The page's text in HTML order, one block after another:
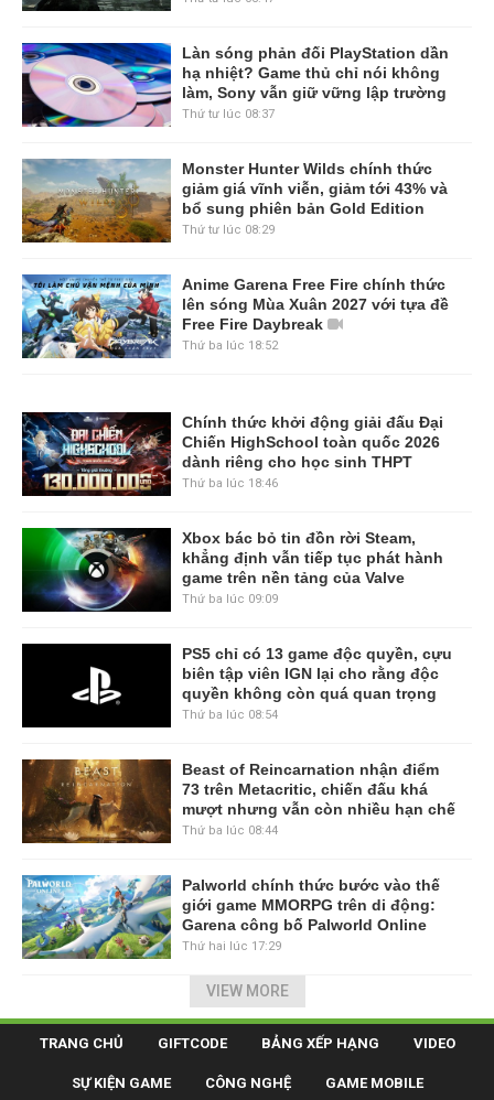
Làn sóng phản đối PlayStation dần
hạ nhiệt? Game thủ chỉ nói không
làm, Sony vẫn giữ vững lập trường
Thứ tư lúc 08:37
Monster Hunter Wilds chính thức
giảm giá vĩnh viễn, giảm tới 43% và
bổ sung phiên bản Gold Edition
Thứ tư lúc 08:29
Anime Garena Free Fire chính thức
lên sóng Mùa Xuân 2027 với tựa đề
Free Fire Daybreak
Thứ ba lúc 18:52
Chính thức khởi động giải đấu Đại
Chiến HighSchool toàn quốc 2026
dành riêng cho học sinh THPT
Thứ ba lúc 18:46
Xbox bác bỏ tin đồn rời Steam,
khẳng định vẫn tiếp tục phát hành
game trên nền tảng của Valve
Thứ ba lúc 09:09
PS5 chỉ có 13 game độc quyền, cựu
biên tập viên IGN lại cho rằng độc
quyền không còn quá quan trọng
Thứ ba lúc 08:54
Beast of Reincarnation nhận điểm
73 trên Metacritic, chiến đấu khá
mượt nhưng vẫn còn nhiều hạn chế
Thứ ba lúc 08:44
Palworld chính thức bước vào thế
giới game MMORPG trên di động:
Garena công bố Palworld Online
Thứ hai lúc 17:29
VIEW MORE
TRANG CHỦ GIFTCODE BẢNG XẾP HẠNG VIDEO
SỰ KIỆN GAME CÔNG NGHỆ GAME MOBILE